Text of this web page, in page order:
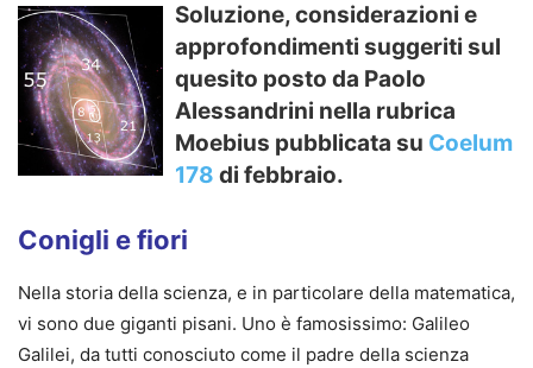
Soluzione, considerazioni e
approfondimenti suggeriti sul
quesito posto da Paolo
Alessandrini nella rubrica
Moebius pubblicata su Coelum
178 di febbraio.
Conigli e fiori
Nella storia della scienza, e in particolare della matematica,
vi sono due giganti pisani. Uno è famosissimo: Galileo
Galilei, da tutti conosciuto come il padre della scienza